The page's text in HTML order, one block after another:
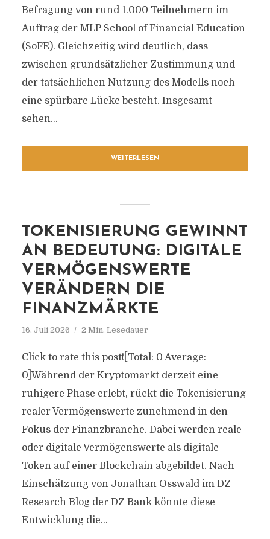
Befragung von rund 1.000 Teilnehmern im
Auftrag der MLP School of Financial Education
(SoFE). Gleichzeitig wird deutlich, dass
zwischen grundsätzlicher Zustimmung und
der tatsächlichen Nutzung des Modells noch
eine spürbare Lücke besteht. Insgesamt
sehen...
WEITERLESEN
TOKENISIERUNG GEWINNT
AN BEDEUTUNG: DIGITALE
VERMÖGENSWERTE
VERÄNDERN DIE
FINANZMÄRKTE
16. Juli 2026 2 Min. Lesedauer
Click to rate this post![Total: 0 Average:
0]Während der Kryptomarkt derzeit eine
ruhigere Phase erlebt, rückt die Tokenisierung
realer Vermögenswerte zunehmend in den
Fokus der Finanzbranche. Dabei werden reale
oder digitale Vermögenswerte als digitale
Token auf einer Blockchain abgebildet. Nach
Einschätzung von Jonathan Osswald im DZ
Research Blog der DZ Bank könnte diese
Entwicklung die...